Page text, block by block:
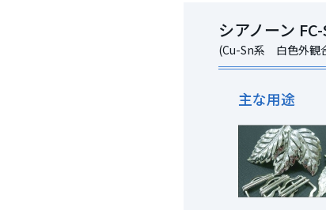
シアノーン FC-
(Cu-Sn系 白色外観
主な用途